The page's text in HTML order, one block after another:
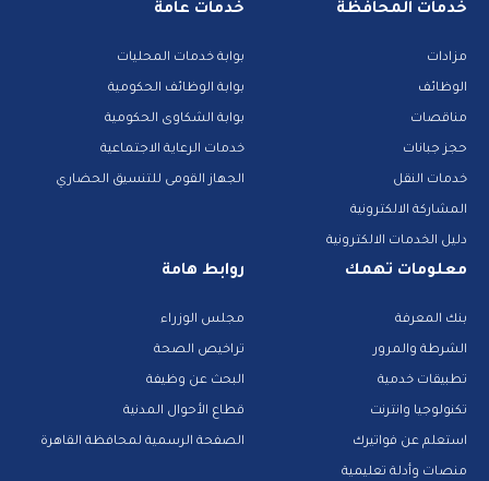
خدمات المحافظة
مزادات
الوظائف
مناقصات
حجز جبانات
خدمات النقل
المشاركة الالكترونية
دليل الخدمات الالكترونية
خدمات عامة
بوابة خدمات المحليات
بوابة الوظائف الحكومية
بوابة الشكاوى الحكومية
خدمات الرعاية الاجتماعية
الجهاز القومى للتنسيق الحضاري
معلومات تهمك
بنك المعرفة
الشرطة والمرور
تطبيقات خدمية
تكنولوجيا وانترنت
استعلم عن فواتيرك
منصات وأدلة تعليمية
روابط هامة
مجلس الوزراء
تراخيص الصحة
البحث عن وظيفة
قطاع الأحوال المدنية
الصفحة الرسمية لمحافظة القاهرة